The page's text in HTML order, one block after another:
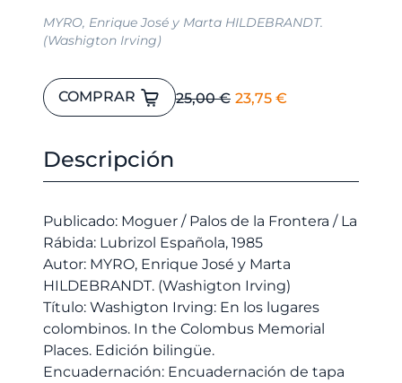
MYRO, Enrique José y Marta HILDEBRANDT.
(Washigton Irving)
25,00€ El
23,75 €
Washigton
Irving:
los
In
the
Colombus
Memorial
Places.
Edición
bilingüe.
cantidad
COMPRAR
Descripción
Publicado: Moguer / Palos de la Frontera / La
Rábida: Lubrizol Española, 1985
Autor: MYRO, Enrique José y Marta
HILDEBRANDT. (Washigton Irving)
Título: Washigton Irving: En los lugares
colombinos. In the Colombus Memorial
Places. Edición bilingüe.
Encuadernación: Encuadernación de tapa